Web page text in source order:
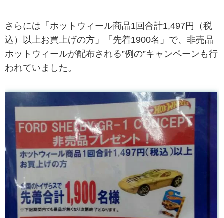
さらには「ホットウィール商品1回合計1,497円（税
込）以上お買上げの方」「先着1900名」で、非売品
ホットウィールが配布される”例の”キャンペーンも行
われていました。